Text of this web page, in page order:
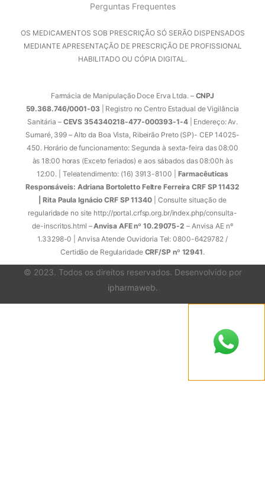
Perguntas Frequentes
OS MEDICAMENTOS SOB PRESCRIÇÃO SÓ SERÃO DISPENSADOS
MEDIANTE APRESENTAÇÃO DE PRESCRIÇÃO DE PROFISSIONAL
HABILITADO OU CÓPIA DIGITAL.
Farmácia de Manipulação Doce Erva Ltda. – CNPJ
59.368.746/0001-03| Registro no Centro Estadual de Vigilância
Sanitária –CEVS 354340218-477-000393-1-4| Endereço: Av.
Sumaré, 399 – Alto da Boa Vista, Ribeirão Preto (SP)- CEP 14025-
450. Horário de funcionamento: Segunda à sexta-feira das 08:00
às 18:00 horas (Exceto feriados) e aos sábados das 08:00h às
12:00. | Teleatendimento: (16) 3913-8100 | Farmacêuticas
Responsáveis: Adriana Bortoletto Feltre Ferreira CRF SP 11432
| Rita Paula Ignácio CRF SP 11340 | Consulte situação de
regularidade no site http://portal.crfsp.org.br/index.php/consulta-
de-inscritos.html –Anvisa AFE nº 10.29075-2 – Anvisa AE nº
1.33298-0 | Anvisa Atende Ouvidoria Tel: 0800-6429782 /
Certidão de Regularidade CRF/SP nº 12941.
© 2023. Todos os direitos reservados. Desenvolvido por
ipharmaweb.